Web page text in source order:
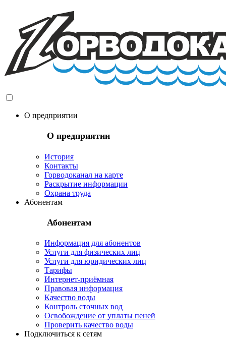
О предприятии
О предприятии
История
Контакты
Горводоканал на карте
Раскрытие информации
Охрана труда
Абонентам
Абонентам
Информация для абонентов
Услуги для физических лиц
Услуги для юридических лиц
Тарифы
Интернет-приёмная
Правовая информация
Качество воды
Контроль сточных вод
Освобождение от уплаты пеней
Проверить качество воды
Подключиться к сетям